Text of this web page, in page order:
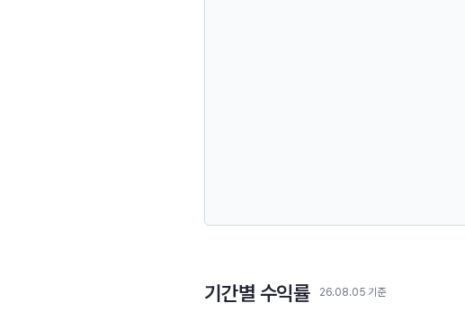
기간별 수익률 26.08.05 기준